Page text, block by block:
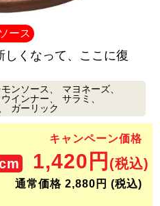
ース
くなって、ここに復
モンソース
マヨネーズ
インナー
サラミ
ガーリック
キャンペーン価格
1,420円 (税込)
通常価格 2,880円 (税込)